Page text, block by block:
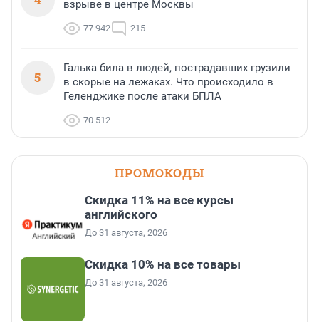
взрыве в центре Москвы
77 942 215
5
Галька била в людей, пострадавших грузили
в скорые на лежаках. Что происходило в
Геленджике после атаки БПЛА
70 512
ПРОМОКОДЫ
Скидка 11% на все курсы
английского
До 31 августа, 2026
Скидка 10% на все товары
До 31 августа, 2026